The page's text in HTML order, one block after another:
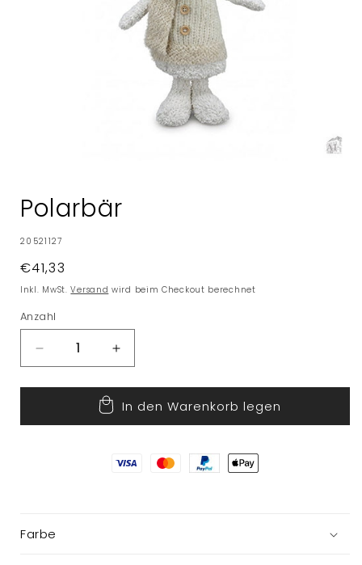
Modal
öffnen
Polarbär
SKU:
20521127
Normaler
Preis
€41,33
Inkl. MwSt.Versand wird beim Checkout berechnet
Anzahl
Verringere
die
Menge
Polarbär
Erhöhe
die
Menge
für
Polarbär
In den Warenkorb legen
Farbe